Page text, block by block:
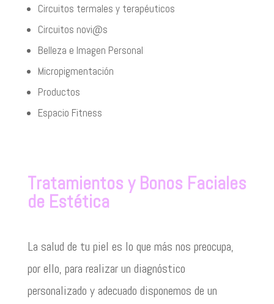
Circuitos termales y terapéuticos
Circuitos novi@s
Belleza e Imagen Personal
Micropigmentación
Productos
Espacio Fitness
Tratamientos y Bonos Faciales
de Estética
La salud de tu piel es lo que más nos preocupa,
por ello, para realizar un diagnóstico
personalizado y adecuado disponemos de un